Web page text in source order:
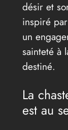
désir et
inspiré
un
sainteté à
destiné.
La
est au